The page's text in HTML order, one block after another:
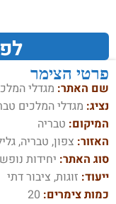
פרטי הצימר
שם האתר: מגדלי
נציג: מגדלי המלכים
המיקום: טבריה
האזור: צפון, טבריה,
סוג האתר: יחידות
ייעוד: זוגות, ציבור דתי
כמות צימרים: 20